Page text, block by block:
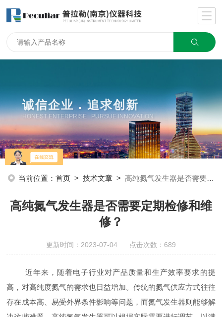
诚信企业 . 追求创新
HONEST ENTERPRISE . PURSUE INNOVATION
当前位置：首页 >技术文章 >高纯氮气发生器是否需要定期检修和维修？
高纯氮气发生器是否需要定期检修和维
修？
更新时间：2023-07-04 点击次数：689
近年来，随着电子行业对产品质量和生产效率要求的提
高，对高纯度氮气的需求也日益增加。传统的氮气供应方式往往
存在成本高、易受外界条件影响等问题，而氮气发生器则能够解